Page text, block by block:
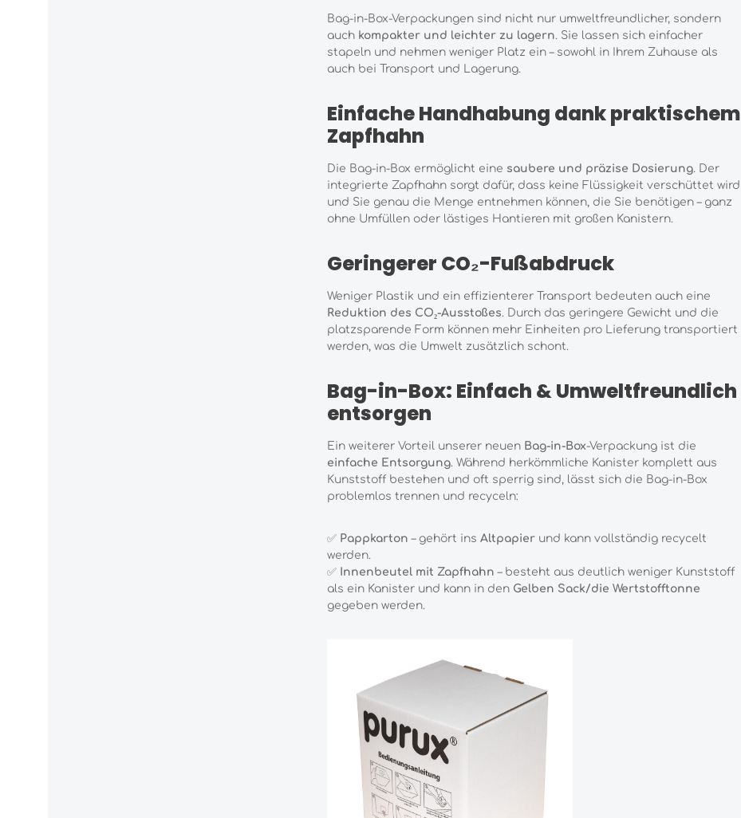
Bag-in-Box-Verpackungen sind nicht nur umweltfreundlicher, sondern
auch kompakter und leichter zu lagern. Sie lassen sich einfacher
stapeln und nehmen weniger Platz ein – sowohl in Ihrem Zuhause als
auch bei Transport und Lagerung.
Einfache Handhabung dank praktischem
Zapfhahn
Die Bag-in-Box ermöglicht eine saubere und präzise Dosierung. Der
integrierte Zapfhahn sorgt dafür, dass keine Flüssigkeit verschüttet wird
und Sie genau die Menge entnehmen können, die Sie benötigen – ganz
ohne Umfüllen oder lästiges Hantieren mit großen Kanistern.
Geringerer CO₂-Fußabdruck
Weniger Plastik und ein effizienterer Transport bedeuten auch eine
Reduktion des CO₂-Ausstoßes. Durch das geringere Gewicht und die
platzsparende Form können mehr Einheiten pro Lieferung transportiert
werden, was die Umwelt zusätzlich schont.
Bag-in-Box: Einfach & Umweltfreundlich
entsorgen
Ein weiterer Vorteil unserer neuen Bag-in-Box-Verpackung ist die
einfache Entsorgung. Während herkömmliche Kanister komplett aus
Kunststoff bestehen und oft sperrig sind, lässt sich die Bag-in-Box
problemlos trennen und recyceln:
✅ Pappkarton – gehört ins Altpapierund kann vollständig recycelt
werden.
✅ Innenbeutel mit Zapfhahn – besteht aus deutlich weniger Kunststoff
als ein Kanister und kann in den Gelben Sack/die Wertstofftonne
gegeben werden.